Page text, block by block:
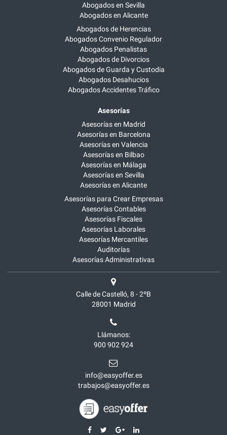
Abogados en Sevilla
Abogados en Alicante
Abogados de Herencias
Abogados Convenio Regulador
Abogados Penalistas
Abogados de Divorcios
Abogados de Guarda y Custodia
Abogados Desahucios
Abogados Accidentes Tráfico
Asesorías
Asesorías en Madrid
Asesorías en Barcelona
Asesorías en Valencia
Asesorías en Bilbao
Asesorías en Málaga
Asesorías en Sevilla
Asesorías en Alicante
Asesorías para Crear Empresas
Asesorías Contables
Asesorías Fiscales
Asesorías Laborales
Asesorías Mercantiles
Auditorías
Asesorías Administrativas
Calle de Castelló, 8 - 2ºB
28001 Madrid
Llámanos:
900 902 924
info@easyoffer.es
trabajos@easyoffer.es